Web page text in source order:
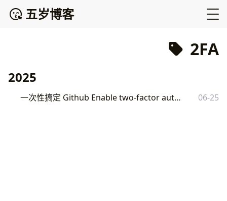
五岁博客
2FA
2025
一次性搞定 Github Enable two-factor authentication 06-25